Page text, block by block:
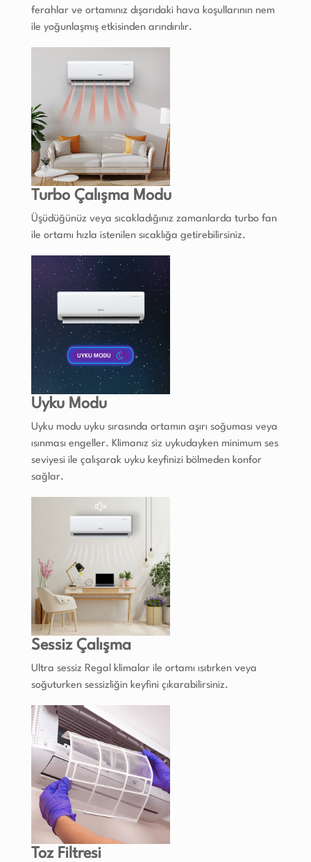
ferahlar ve ortamınız dışarıdaki hava koşullarının nem
ile yoğunlaşmış etkisinden arındırılır.
Turbo Çalışma Modu
Üşüdüğünüz veya sıcakladığınız zamanlarda turbo fan
ile ortamı hızla istenilen sıcaklığa getirebilirsiniz.
Uyku Modu
Uyku modu uyku sırasında ortamın aşırı soğuması veya
ısınması engeller. Klimanız siz uykudayken minimum ses
seviyesi ile çalışarak uyku keyfinizi bölmeden konfor
sağlar.
Sessiz Çalışma
Ultra sessiz Regal klimalar ile ortamı ısıtırken veya
soğuturken sessizliğin keyfini çıkarabilirsiniz.
Toz Filtresi